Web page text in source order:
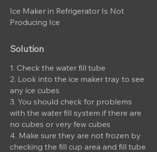
Ice Maker in Refrigerator Is Not
Producing Ice
Solution
1. Check the water fill tube
2. Look into the ice maker tray to see
any ice cubes
3. You should check for problems
with the water fill system if there are
no cubes or very few cubes
4. Make sure they are not frozen by
checking the fill cup area and fill tube